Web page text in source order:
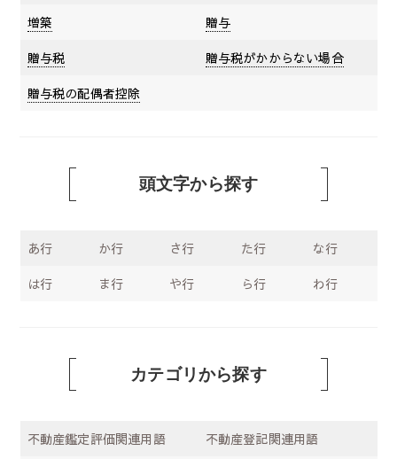
増築
贈与
贈与税
贈与税がかからない場合
贈与税の配偶者控除
頭文字から探す
あ行 か行 さ行 た行
な行
は行
ま行 や行 ら行 わ行
カテゴリから探す
不動産鑑定評価関連用語
不動産登記関連用語